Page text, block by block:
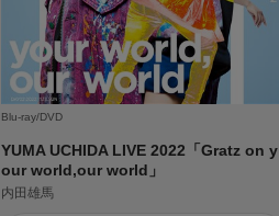
Blu-ray/DVD
YUMA UCHIDA LIVE 2022「Gratz on y
our world,our world」
内田雄馬